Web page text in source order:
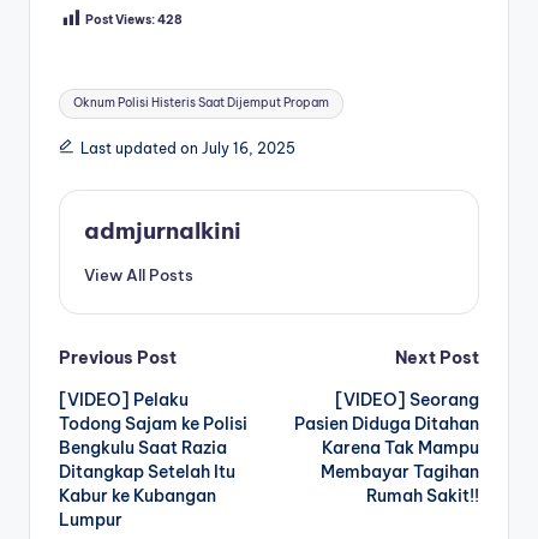
Post Views:428
Tags:
Oknum Polisi Histeris Saat Dijemput Propam
Last updated on July 16, 2025
admjurnalkini
View All Posts
Post
navigation
Previous Post
[VIDEO] Pelaku
Todong Sajam ke Polisi
Bengkulu Saat Razia
Ditangkap Setelah Itu
Kabur ke Kubangan
Lumpur
Next Post
[VIDEO] Seorang
Pasien Diduga Ditahan
Karena Tak Mampu
Membayar Tagihan
Rumah Sakit!!